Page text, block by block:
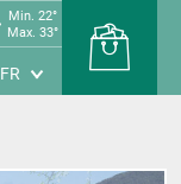
Min. 22°
Max. 33°
FR